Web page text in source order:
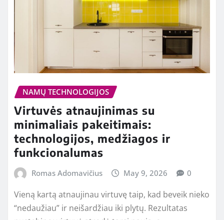
NAMŲ TECHNOLOGIJOS
Virtuvės atnaujinimas su
minimaliais pakeitimais:
technologijos, medžiagos ir
funkcionalumas
Romas Adomavičius May 9, 2026 0
Vieną kartą atnaujinau virtuvę taip, kad beveik nieko
“nedaužiau” ir neišardžiau iki plytų. Rezultatas